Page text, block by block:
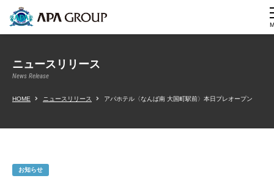
ニュースリリース
News Release
HOME ニュースリリース アパホテル〈なんば南 大国町駅前〉本日プレオープン
お知らせ